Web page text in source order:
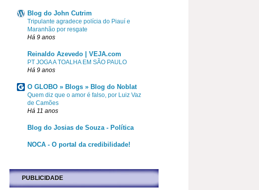
Blog do John Cutrim
Tripulante agradece polícia do Piauí e
Maranhão por resgate
Há 9 anos
Reinaldo Azevedo | VEJA.com
PT JOGA A TOALHA EM SÃO PAULO
Há 9 anos
O GLOBO » Blogs » Blog do Noblat
Quem diz que o amor é falso, por Luiz Vaz
de Camões
Há 11 anos
Blog do Josias de Souza - Política
NOCA - O portal da credibilidade!
PUBLICIDADE